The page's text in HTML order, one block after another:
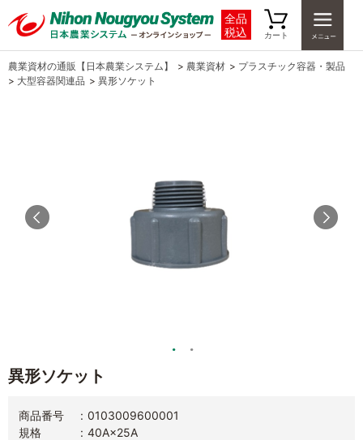
全品
税込
カート
農業資材の通販【日本農業システム】 > 農業資材 > プラスチック容器・製品
> 大型容器関連品 > 異形ソケット
異形ソケット
商品番号
0103009600001
規格
40A×25A